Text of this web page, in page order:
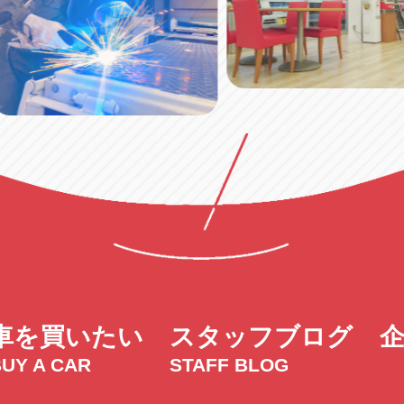
を買いたい
A CAR
スタッフブログ
STAFF BLOG